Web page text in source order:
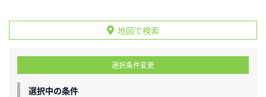
地図で検索
選択条件変更
選択中の条件